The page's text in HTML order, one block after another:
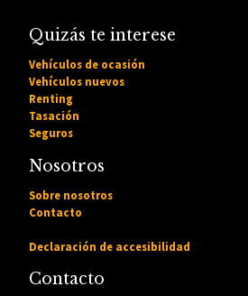
Quizás te interese
Vehículos de ocasión
Vehículos nuevos
Renting
Tasación
Seguros
Nosotros
Sobre nosotros
Contacto
Declaración de accesibilidad
Contacto